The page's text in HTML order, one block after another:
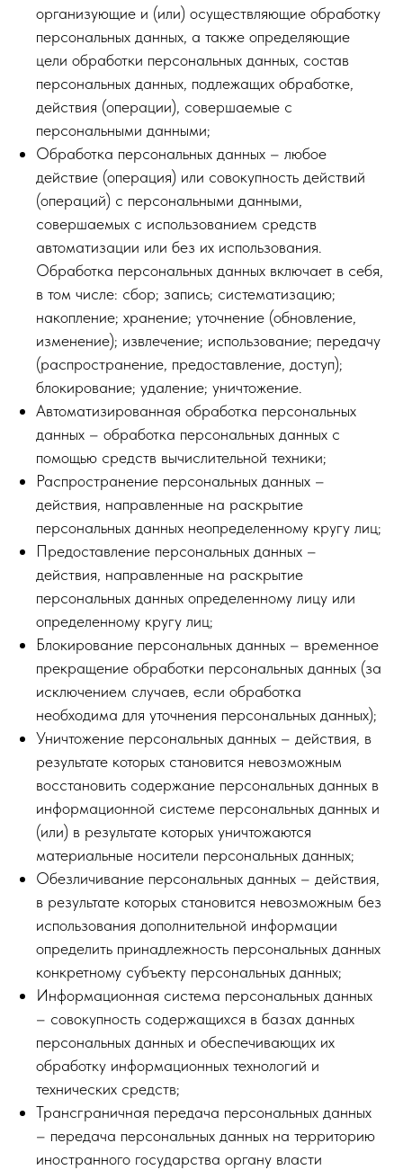
организующие и (или) осуществляющие обработку
персональных данных, а также определяющие
цели обработки персональных данных, состав
персональных данных, подлежащих обработке,
действия (операции), совершаемые с
персональными данными;
Обработка персональных данных – любое
действие (операция) или совокупность действий
(операций) с персональными данными,
совершаемых с использованием средств
автоматизации или без их использования.
Обработка персональных данных включает в себя,
в том числе: сбор; запись; систематизацию;
накопление; хранение; уточнение (обновление,
изменение); извлечение; использование; передачу
(распространение, предоставление, доступ);
блокирование; удаление; уничтожение.
Автоматизированная обработка персональных
данных – обработка персональных данных с
помощью средств вычислительной техники;
Распространение персональных данных –
действия, направленные на раскрытие
персональных данных неопределенному кругу лиц;
Предоставление персональных данных –
действия, направленные на раскрытие
персональных данных определенному лицу или
определенному кругу лиц;
Блокирование персональных данных – временное
прекращение обработки персональных данных (за
исключением случаев, если обработка
необходима для уточнения персональных данных);
Уничтожение персональных данных – действия, в
результате которых становится невозможным
восстановить содержание персональных данных в
информационной системе персональных данных и
(или) в результате которых уничтожаются
материальные носители персональных данных;
Обезличивание персональных данных – действия,
в результате которых становится невозможным без
использования дополнительной информации
определить принадлежность персональных данных
конкретному субъекту персональных данных;
Информационная система персональных данных
– совокупность содержащихся в базах данных
персональных данных и обеспечивающих их
обработку информационных технологий и
технических средств;
Трансграничная передача персональных данных
– передача персональных данных на территорию
иностранного государства органу власти